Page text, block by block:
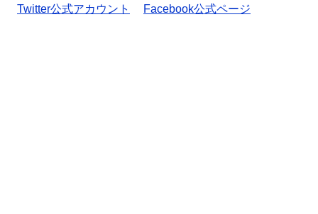
Twitter公式アカウント
Facebook公式ページ